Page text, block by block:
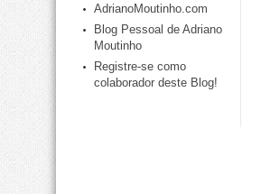
AdrianoMoutinho.com
Blog Pessoal de Adriano
Moutinho
Registre-se como
colaborador deste Blog!